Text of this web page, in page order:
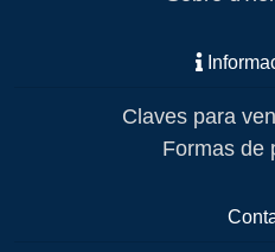
Claves para
Formas de